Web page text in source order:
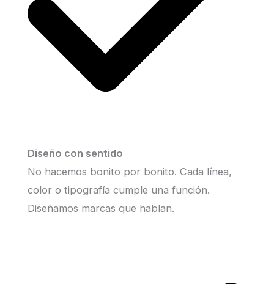
Diseño con sentido
No hacemos bonito por bonito. Cada línea,
color o tipografía cumple una función.
Diseñamos marcas que hablan.